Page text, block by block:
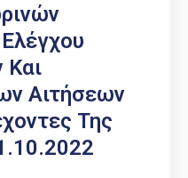
Και
Αιτήσεων
Της